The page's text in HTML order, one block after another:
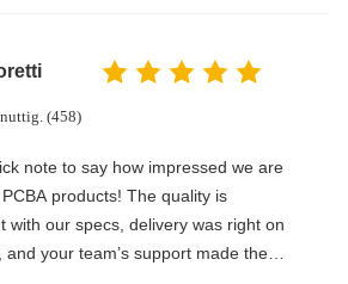
(458)
note to say how impressed we are
products! The quality is
with our specs, delivery was right on
and your team’s support made the